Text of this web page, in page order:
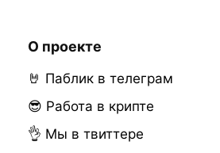
О проекте
🤘 Паблик в телеграм
😎 Работа в крипте
👌 Мы в твиттере